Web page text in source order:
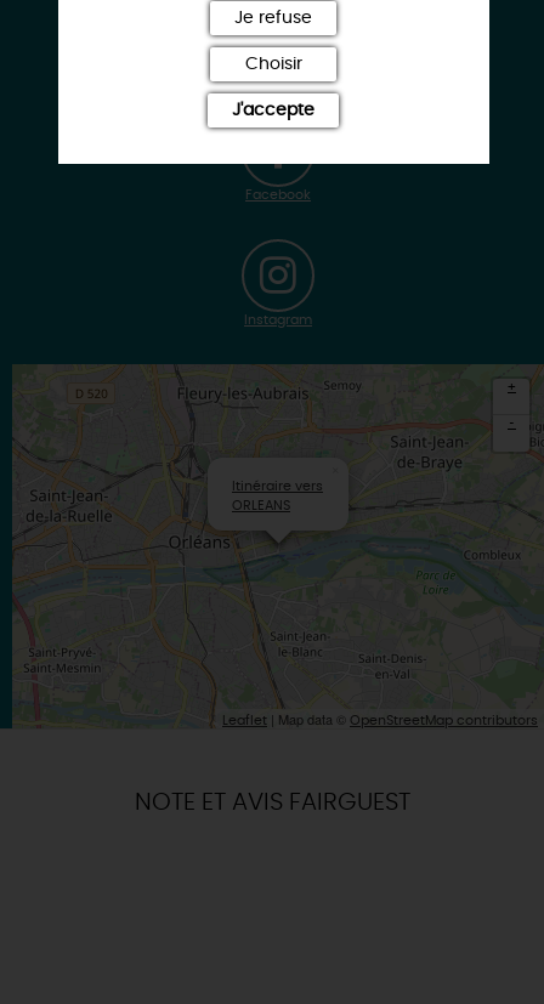
www.plumedenature.com
Facebook
Instagram
Itinéraire vers
ORLEANS
+
-
Leaflet | Map data © OpenStreetMap contributors
NOTE ET AVIS FAIRGUEST
Je refuse
Choisir
J'accepte